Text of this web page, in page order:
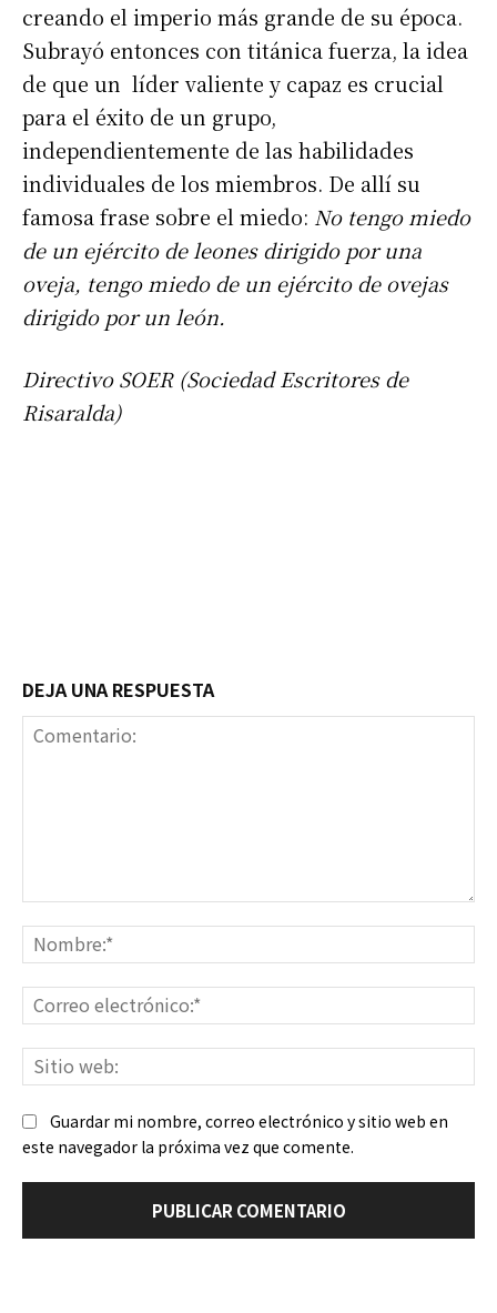
creando el imperio más grande de su época.
Subrayó entonces con titánica fuerza, la idea
de que un líder valiente y capaz es crucial
para el éxito de un grupo,
independientemente de las habilidades
individuales de los miembros. De allí su
famosa frase sobre el miedo: No tengo miedo
de un ejército de leones dirigido por una
oveja, tengo miedo de un ejército de ovejas
dirigido por un león.
Directivo SOER (Sociedad Escritores de
Risaralda)
DEJA UNA RESPUESTA
Guardar mi nombre, correo electrónico y sitio web en
este navegador la próxima vez que comente.